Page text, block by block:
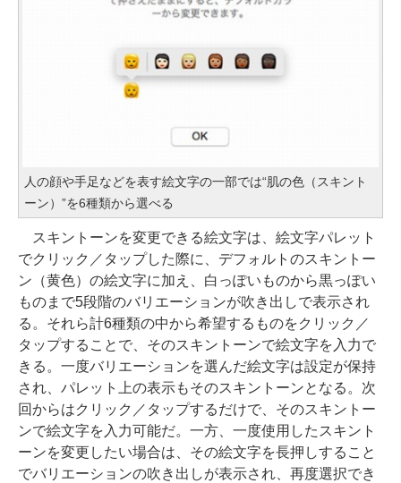
人の顔や手足などを表す絵文字の一部では“肌の色（スキント
ーン）”を6種類から選べる
スキントーンを変更できる絵文字は、絵文字パレット
でクリック／タップした際に、デフォルトのスキントー
ン（黄色）の絵文字に加え、白っぽいものから黒っぽい
ものまで5段階のバリエーションが吹き出しで表示され
る。それら計6種類の中から希望するものをクリック／
タップすることで、そのスキントーンで絵文字を入力で
きる。一度バリエーションを選んだ絵文字は設定が保持
され、パレット上の表示もそのスキントーンとなる。次
回からはクリック／タップするだけで、そのスキントー
ンで絵文字を入力可能だ。一方、一度使用したスキント
ーンを変更したい場合は、その絵文字を長押しすること
でバリエーションの吹き出しが表示され、再度選択でき